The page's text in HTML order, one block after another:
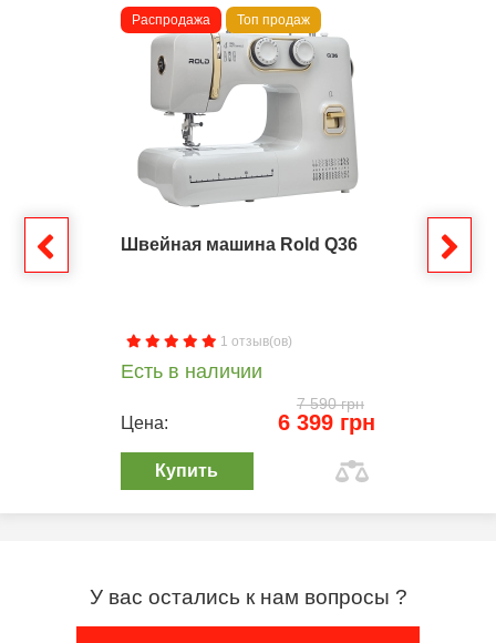
Распродажа Топ продаж
Швейная машина Rold Q36
1 отзыв(ов)
Есть в наличии
7 590 грн
Цена: 6 399 грн
Купить
У вас остались к нам вопросы ?